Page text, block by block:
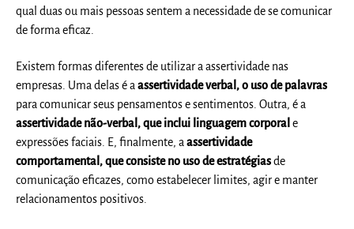
qual duas ou mais pessoas sentem a necessidade de se comunicar
de forma eficaz.
Existem formas diferentes de utilizar a assertividade nas
empresas. Uma delas é aassertividade verbal, o uso de palavras
para comunicar seus pensamentos e sentimentos. Outra, é a
assertividade não-verbal, que inclui linguagem corporale
expressões faciais. E, finalmente, aassertividade
comportamental, que consiste no uso de estratégiasde
comunicação eficazes, como estabelecer limites, agir e manter
relacionamentos positivos.